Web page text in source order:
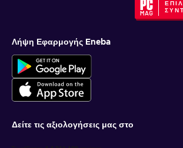
Λήψη Εφαρμογής Eneba
Δείτε τις αξιολογήσεις μας στο